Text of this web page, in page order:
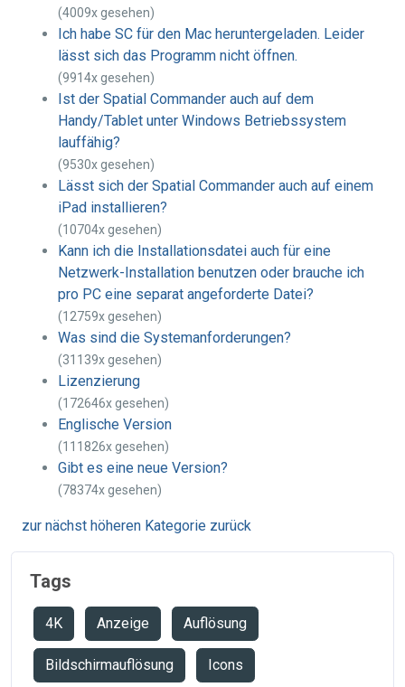
(4009x gesehen)
Ich habe SC für den Mac heruntergeladen. Leider
lässt sich das Programm nicht öffnen.
(9914x gesehen)
Ist der Spatial Commander auch auf dem
Handy/Tablet unter Windows Betriebssystem
lauffähig?
(9530x gesehen)
Lässt sich der Spatial Commander auch auf einem
iPad installieren?
(10704x gesehen)
Kann ich die Installationsdatei auch für eine
Netzwerk-Installation benutzen oder brauche ich
pro PC eine separat angeforderte Datei?
(12759x gesehen)
Was sind die Systemanforderungen?
(31139x gesehen)
Lizenzierung
(172646x gesehen)
Englische Version
(111826x gesehen)
Gibt es eine neue Version?
(78374x gesehen)
zur nächst höheren Kategorie zurück
Tags
4K Anzeige Auflösung
Bildschirmauflösung Icons